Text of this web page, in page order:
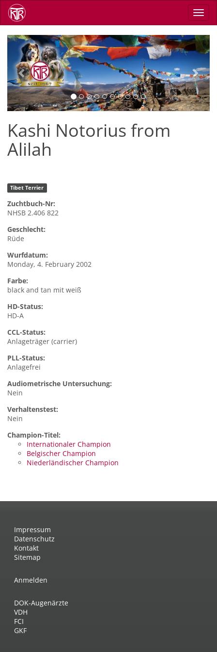
Skip
main
Previous Next
Kashi Notorius from
Alilah
Tibet Terrier
Zuchtbuch-Nr:
NHSB 2.406 822
Geschlecht:
Rüde
Wurfdatum:
Monday, 4. February 2002
Farbe:
black and tan mit weiß
HD-Status:
HD-A
CCL-Status:
Anlageträger (carrier)
PLL-Status:
Anlagefrei
Audiometrische Untersuchung:
Nein
Verhaltenstest:
Nein
Champion-Titel:
Internationaler Champion
Belgischer Champion
Niederländischer Champion
Impressum
Datenschutz
Kontakt
Sitemap
Anmelden
DOK-Augenärzte
VDH
FCI
GKF